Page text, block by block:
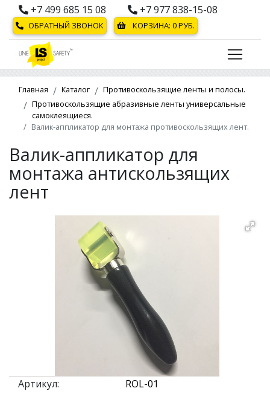
+7 499 685 15 08 +7 977 838-15-08
ОБРАТНЫЙ ЗВОНОК КОРЗИНА: 0РУБ.
Главная Каталог
Противоскользящие ленты и полосы.
Противоскользящие абразивные ленты универсальные
самоклеящиеся.
Валик-аппликатор для монтажа противоскользящих лент.
Валик-аппликатор для
монтажа антискользящих
лент
Артикул: